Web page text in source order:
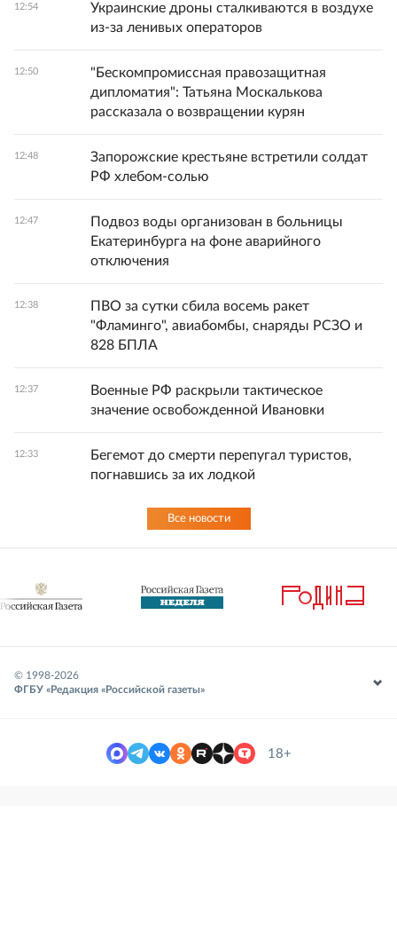
12:54
Украинские дроны сталкиваются в воздухе
из-за ленивых операторов
12:50
"Бескомпромиссная правозащитная
дипломатия": Татьяна Москалькова
рассказала о возвращении курян
12:48
Запорожские крестьяне встретили солдат
РФ хлебом-солью
12:47
Подвоз воды организован в больницы
Екатеринбурга на фоне аварийного
отключения
12:38
ПВО за сутки сбила восемь ракет
"Фламинго", авиабомбы, снаряды РСЗО и
828 БПЛА
12:37
Военные РФ раскрыли тактическое
значение освобожденной Ивановки
12:33
Бегемот до смерти перепугал туристов,
погнавшись за их лодкой
Все новости
© 1998-2026
ФГБУ «Редакция «Российской газеты»
18+